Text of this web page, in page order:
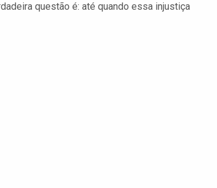
questão é: até quando essa injustiça